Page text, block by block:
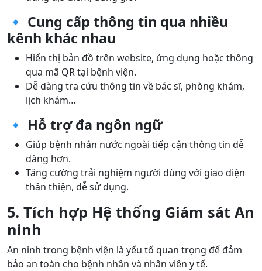
🔹 Cung cấp thông tin qua nhiều
kênh khác nhau
Hiển thị bản đồ trên website, ứng dụng hoặc thông
qua mã QR tại bệnh viện.
Dễ dàng tra cứu thông tin về bác sĩ, phòng khám,
lịch khám…
🔹 Hỗ trợ đa ngôn ngữ
Giúp bệnh nhân nước ngoài tiếp cận thông tin dễ
dàng hơn.
Tăng cường trải nghiệm người dùng với giao diện
thân thiện, dễ sử dụng.
5. Tích hợp Hệ thống Giám sát An
ninh
An ninh trong bệnh viện là yếu tố quan trọng để đảm
bảo an toàn cho bệnh nhân và nhân viên y tế.